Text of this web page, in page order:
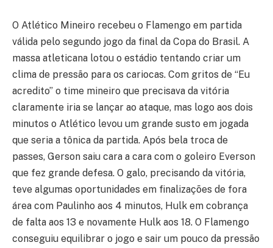
O Atlético Mineiro recebeu o Flamengo em partida
válida pelo segundo jogo da final da Copa do Brasil. A
massa atleticana lotou o estádio tentando criar um
clima de pressão para os cariocas. Com gritos de “Eu
acredito” o time mineiro que precisava da vitória
claramente iria se lançar ao ataque, mas logo aos dois
minutos o Atlético levou um grande susto em jogada
que seria a tônica da partida. Após bela troca de
passes, Gerson saiu cara a cara com o goleiro Everson
que fez grande defesa. O galo, precisando da vitória,
teve algumas oportunidades em finalizações de fora
área com Paulinho aos 4 minutos, Hulk em cobrança
de falta aos 13 e novamente Hulk aos 18. O Flamengo
conseguiu equilibrar o jogo e sair um pouco da pressão